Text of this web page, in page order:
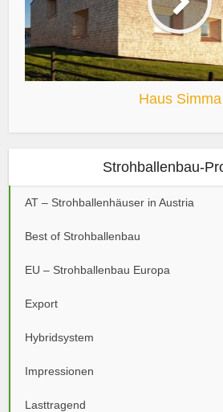
Haus Simma
Strohballenbau-
AT – Strohballenhäuser in Austria
Best of Strohballenbau
EU – Strohballenbau Europa
Export
Hybridsystem
Impressionen
Lasttragend